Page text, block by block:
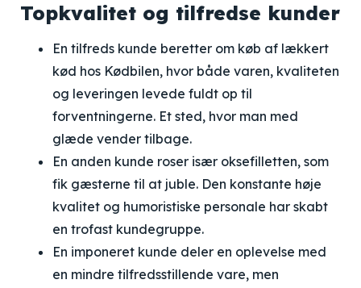
Topkvalitet og tilfredse kunder
En tilfreds kunde beretter om køb af lækkert
kød hos Kødbilen, hvor både varen, kvaliteten
og leveringen levede fuldt op til
forventningerne. Et sted, hvor man med
glæde vender tilbage.
En anden kunde roser især oksefilletten, som
fik gæsterne til at juble. Den konstante høje
kvalitet og humoristiske personale har skabt
en trofast kundegruppe.
En imponeret kunde deler en oplevelse med
en mindre tilfredsstillende vare, men